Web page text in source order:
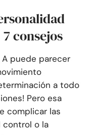
consejos
puede parecer
a todo
Pero esa
complicar las
control o la